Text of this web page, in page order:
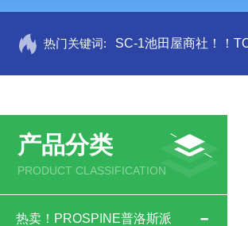
热门关键词: SC-1池田屋商社！！
产品分类
PRODUCT CLASSIFICATION
热卖！PROSPINE普洛斯派